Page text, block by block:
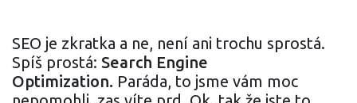
SEO je zkratka a ne, není ani trochu sprostá.
Spíš prostá: Search Engine
Optimization. Paráda, to jsme vám moc